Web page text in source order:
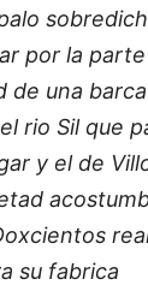
por la
de una
rio Sil que
y el de
su fabrica